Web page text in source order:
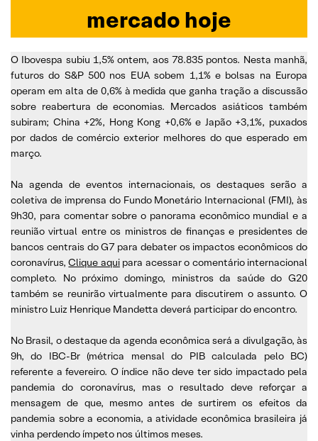
mercado hoje
O Ibovespa subiu 1,5% ontem, aos 78.835 pontos. Nesta manhã,
futuros do S&P 500 nos EUA sobem 1,1% e bolsas na Europa
operam em alta de 0,6% à medida que ganha tração a discussão
sobre reabertura de economias. Mercados asiáticos também
subiram; China +2%, Hong Kong +0,6% e Japão +3,1%, puxados
por dados de comércio exterior melhores do que esperado em
março.
Na agenda de eventos internacionais, os destaques serão a
coletiva de imprensa do Fundo Monetário Internacional (FMI), às
9h30, para comentar sobre o panorama econômico mundial e a
reunião virtual entre os ministros de finanças e presidentes de
bancos centrais do G7 para debater os impactos econômicos do
coronavírus,Clique aquipara acessar o comentário internacional
completo. No próximo domingo, ministros da saúde do G20
também se reunirão virtualmente para discutirem o assunto. O
ministro Luiz Henrique Mandetta deverá participar do encontro.
No Brasil, o destaque da agenda econômica será a divulgação, às
9h, do IBC-Br (métrica mensal do PIB calculada pelo BC)
referente a fevereiro. O índice não deve ter sido impactado pela
pandemia do coronavírus, mas o resultado deve reforçar a
mensagem de que, mesmo antes de surtirem os efeitos da
pandemia sobre a economia, a atividade econômica brasileira já
vinha perdendo ímpeto nos últimos meses.